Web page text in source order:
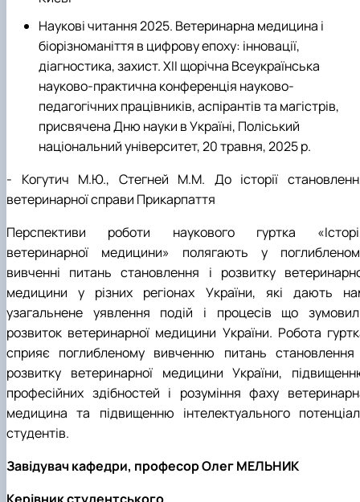
Наукові читання 2025. Ветеринарна медицина і
біорізноманіття в цифрову епоху: інновації,
діагностика, захист. ХIІ щорічна Всеукраїнська
науково-практична конференція науково-
педагогічних працівників, аспірантів та магістрів,
присвячена Дню науки в Україні, Поліський
національний університет, 20 травня, 2025 р.
- Когутич М.Ю., Стегней М.М. До історії
ветеринарної справи Прикарпаття
Перспективи роботи наукового гуртка
ветеринарної медицини» полягають у
вивченні питань становлення і розвитку
медицини у різних регіонах України, які дають
узагальнене уявлення подій і процесів що
розвиток ветеринарної медицини України. Робота
сприяє поглибленому вивченню питань становлення
розвитку ветеринарної медицини України,
професійних здібностей і розуміння фаху
медицина та підвищенню інтелектуального
студентів.
Завідувач кафедри, професор Олег МЕЛЬНИК